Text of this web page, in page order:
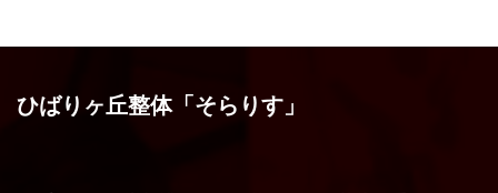
ひばりヶ丘整体「そらりす」